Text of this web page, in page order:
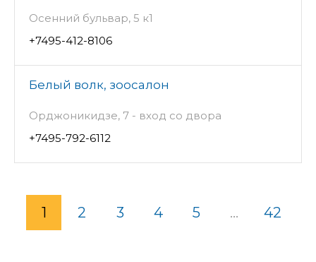
Осенний бульвар, 5 к1
+7495-412-8106
Белый волк, зоосалон
Орджоникидзе, 7 - вход со двора
+7495-792-6112
1 2 3 4 5 ... 42